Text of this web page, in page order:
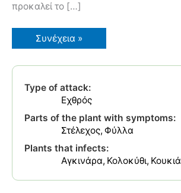
προκαλεί το […]
Μαύρη
Αφίδα
Κουκιών
Συνέχεια »
Type of attack:
Εχθρός
Parts of the plant with symptoms:
Στέλεχος Φύλλα
Plants that infects:
Αγκινάρα Κολοκύθι Κουκιά